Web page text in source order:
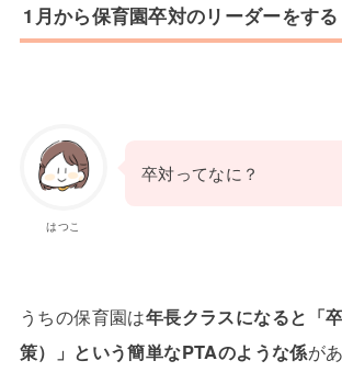
1月から保育園卒対のリーダーをする
はつこ
卒対ってなに？
うちの保育園は年長クラスになると「
策）」という簡単なPTAのような係が